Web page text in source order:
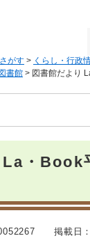
がす > くらし・行政
書館 > 図書館だより
La・Book
掲載日